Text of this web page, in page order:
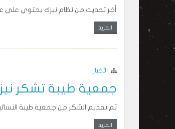
أخر تحديث من نظام نيزك يحتوي على
المزيد
الأخبار
جمعية طيبة تشكر
تم تقديم الشكر من جمعية طيبة
المزيد